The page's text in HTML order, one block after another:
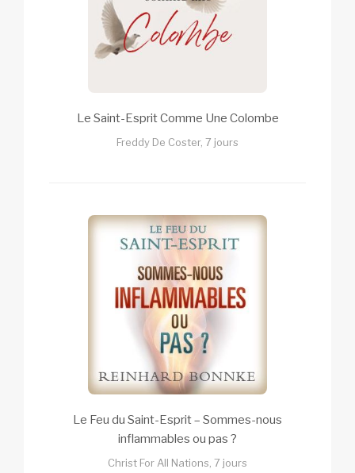
Le Saint-Esprit Comme Une Colombe
Freddy De Coster, 7 jours
Le Feu du Saint-Esprit – Sommes-nous
inflammables ou pas ?
Christ For All Nations, 7 jours